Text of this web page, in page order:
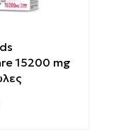
15200 mg